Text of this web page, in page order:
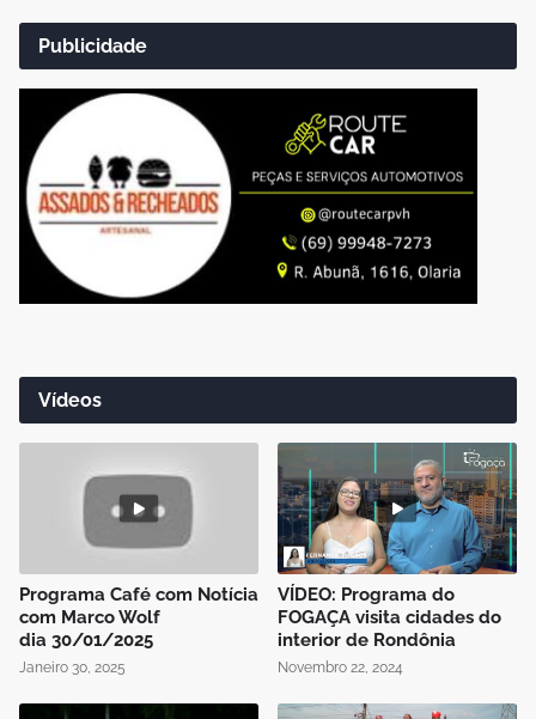
Publicidade
Vídeos
Programa Café com Notícia
com Marco Wolf
dia 30/01/2025
Janeiro 30, 2025
VÍDEO: Programa do
FOGAÇA visita cidades do
interior de Rondônia
Novembro 22, 2024